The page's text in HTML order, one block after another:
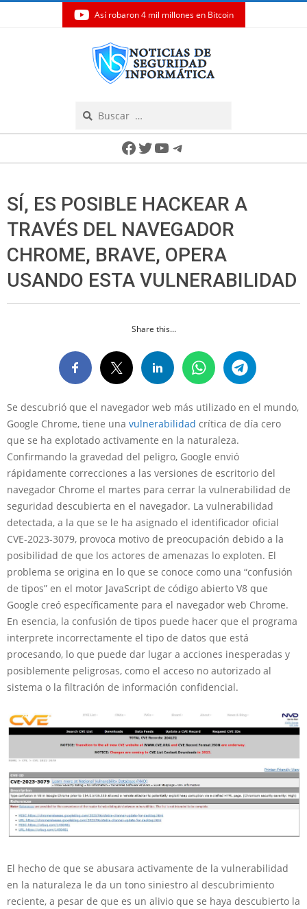
Así robaron 4 mil millones en Bitcoin
Facebook
Twitter
YouTube
Telegram
SÍ, ES POSIBLE HACKEAR A
TRAVÉS DEL NAVEGADOR
CHROME, BRAVE, OPERA
USANDO ESTA VULNERABILIDAD
Share this...
Se descubrió que el navegador web más utilizado en el mundo,
Google Chrome, tiene una vulnerabilidad crítica de día cero
que se ha explotado activamente en la naturaleza.
Confirmando la gravedad del peligro, Google envió
rápidamente correcciones a las versiones de escritorio del
navegador Chrome el martes para cerrar la vulnerabilidad de
seguridad descubierta en el navegador. La vulnerabilidad
detectada, a la que se le ha asignado el identificador oficial
CVE-2023-3079, provoca motivo de preocupación debido a la
posibilidad de que los actores de amenazas lo exploten. El
problema se origina en lo que se conoce como una “confusión
de tipos” en el motor JavaScript de código abierto V8 que
Google creó específicamente para el navegador web Chrome.
En esencia, la confusión de tipos puede hacer que el programa
interprete incorrectamente el tipo de datos que está
procesando, lo que puede dar lugar a acciones inesperadas y
posiblemente peligrosas, como el acceso no autorizado al
sistema o la filtración de información confidencial.
El hecho de que se abusara activamente de la vulnerabilidad
en la naturaleza le da un tono siniestro al descubrimiento
reciente, a pesar de que es un alivio que se haya descubierto la